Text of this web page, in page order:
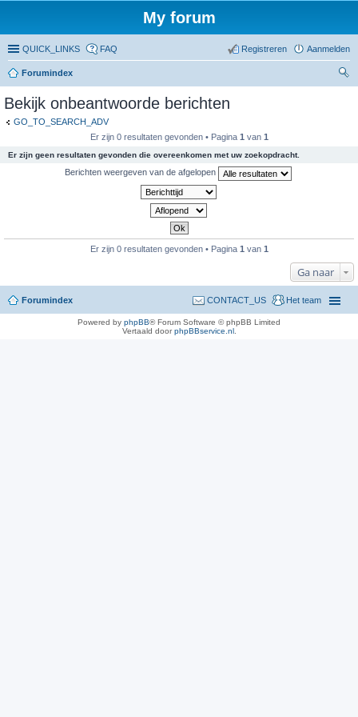
My forum
QUICK_LINKS FAQ Aanmelden
Registreren
Forumindex
Bekijk onbeantwoorde berichten
GO_TO_SEARCH_ADV
Er zijn 0 resultaten gevonden • Pagina 1 van 1
Er zijn geen resultaten gevonden die overeenkomen met uw zoekopdracht.
Berichten weergeven van de afgelopen
Er zijn 0 resultaten gevonden • Pagina 1 van 1
Ga naar
Forumindex Het team
CONTACT_US
Powered by phpBB® Forum Software © phpBB Limited
Vertaald doorphpBBservice.nl.